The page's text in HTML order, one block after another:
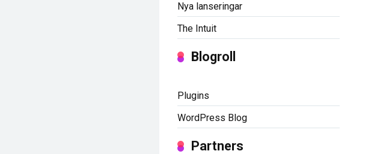
Nya lanseringar
The Intuit
Blogroll
Plugins
WordPress Blog
Partners